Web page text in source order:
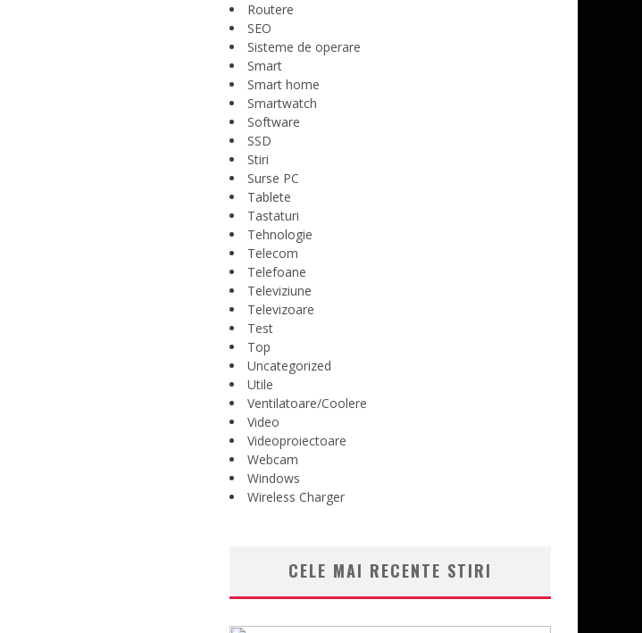
Routere
SEO
Sisteme de operare
Smart
Smart home
Smartwatch
Software
SSD
Stiri
Surse PC
Tablete
Tastaturi
Tehnologie
Telecom
Telefoane
Televiziune
Televizoare
Test
Top
Uncategorized
Utile
Ventilatoare/Coolere
Video
Videoproiectoare
Webcam
Windows
Wireless Charger
CELE MAI RECENTE STIRI